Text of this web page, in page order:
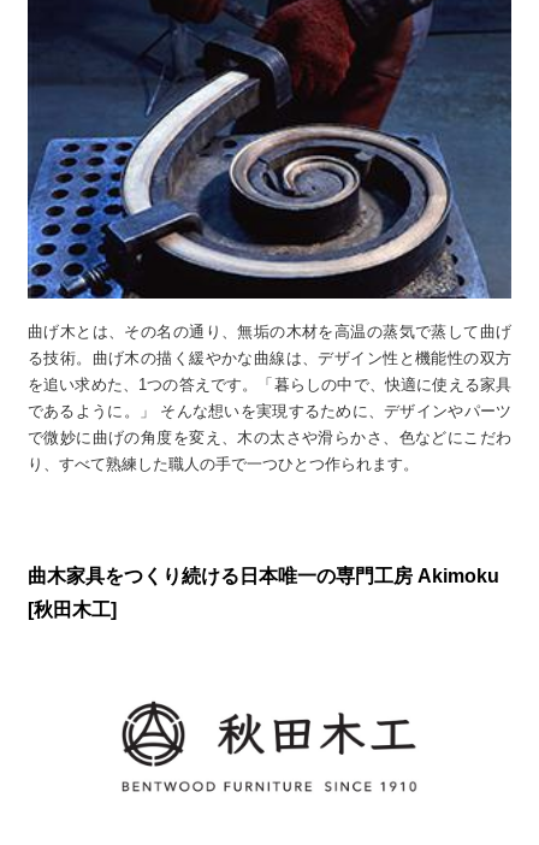
曲げ木とは、その名の通り、無垢の木材を高温の蒸気で蒸して曲げ
る技術。曲げ木の描く緩やかな曲線は、デザイン性と機能性の双方
を追い求めた、1つの答えです。「暮らしの中で、快適に使える家具
であるように。」 そんな想いを実現するために、デザインやパーツ
で微妙に曲げの角度を変え、木の太さや滑らかさ、色などにこだわ
り、すべて熟練した職人の手で一つひとつ作られます。
曲木家具をつくり続ける日本唯一の専門工房 Akimoku
[秋田木工]